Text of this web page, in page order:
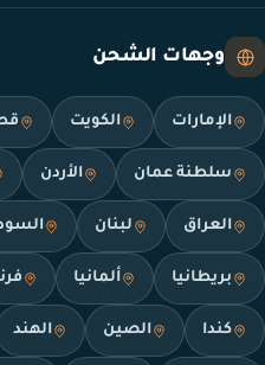
وجهات الشحن
الإمارات الكويت
سلطنة عمان الأردن
العراق لبنان
بريطانيا ألمانيا
كندا الصين الهند